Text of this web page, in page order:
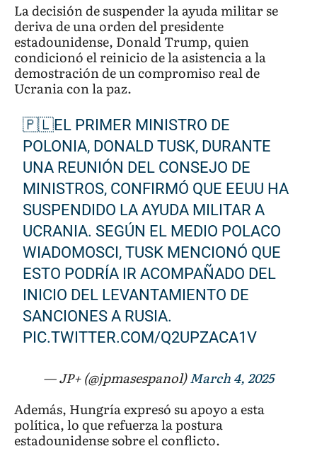
La decisión de suspender la ayuda militar se
deriva de una orden del presidente
estadounidense, Donald Trump, quien
condicionó el reinicio de la asistencia a la
demostración de un compromiso real de
Ucrania con la paz.
🇵🇱EL PRIMER MINISTRO DE
POLONIA, DONALD TUSK, DURANTE
UNA REUNIÓN DEL CONSEJO DE
MINISTROS, CONFIRMÓ QUE EEUU HA
SUSPENDIDO LA AYUDA MILITAR A
UCRANIA. SEGÚN EL MEDIO POLACO
WIADOMOSCI, TUSK MENCIONÓ QUE
ESTO PODRÍA IR ACOMPAÑADO DEL
INICIO DEL LEVANTAMIENTO DE
SANCIONES A RUSIA.
PIC.TWITTER.COM/Q2UPZACA1V
— JP+ (@jpmasespanol)March 4, 2025
Además, Hungría expresó su apoyo a esta
política, lo que refuerza la postura
estadounidense sobre el conflicto.